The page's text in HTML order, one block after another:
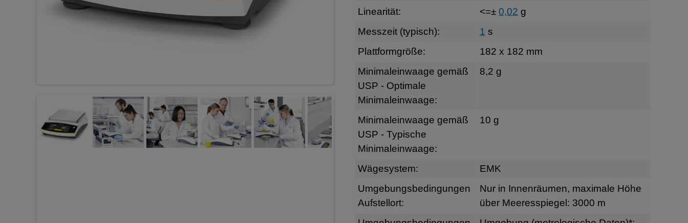
Linearität:
<=± 0,02 g
Messzeit (typisch):
1 s
Plattformgröße:
182 x 182 mm
Minimaleinwaage gemäß
USP - Optimale
Minimaleinwaage:
8,2 g
Minimaleinwaage gemäß
USP - Typische
Minimaleinwaage:
10 g
Wägesystem:
EMK
Umgebungsbedingungen
Aufstellort:
Nur in Innenräumen, maximale Höhe
über Meeresspiegel: 3000 m